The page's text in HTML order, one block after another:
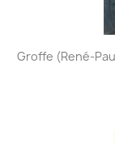
Groffe (René-